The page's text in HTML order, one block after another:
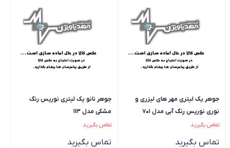
جوهر یک لیتری مهر های لیزری و
نوری نوریس رنگ آبی مدل 701
تماس بگیرید
تماس بگیرید
جوهر نانو یک لیتری نوریس رنگ
مشکی مدل 113
تماس بگیرید
تماس بگیرید